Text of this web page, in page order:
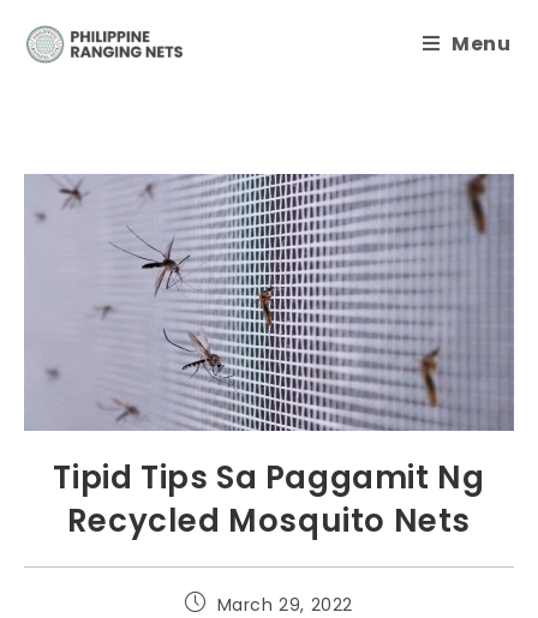
Menu
Tipid Tips Sa Paggamit Ng
Recycled Mosquito Nets
March 29, 2022